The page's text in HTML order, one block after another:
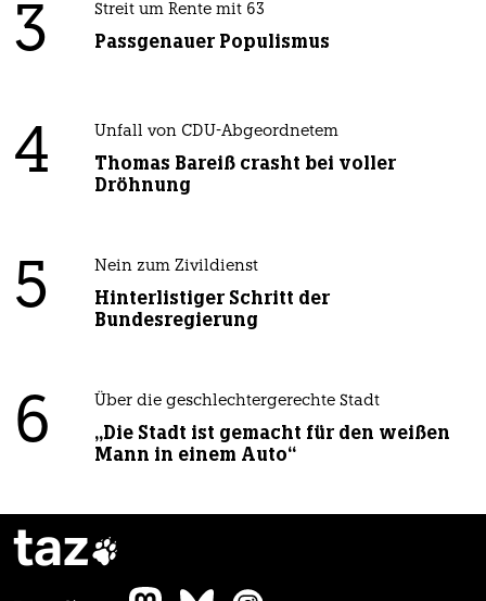
3 Streit um Rente mit 63
Passgenauer Populismus
4 Unfall von CDU-Abgeordnetem
Thomas Bareiß crasht bei voller
Dröhnung
5 Nein zum Zivildienst
Hinterlistiger Schritt der
Bundesregierung
6 Über die geschlechtergerechte Stadt
„Die Stadt ist gemacht für den weißen
Mann in einem Auto“
taz